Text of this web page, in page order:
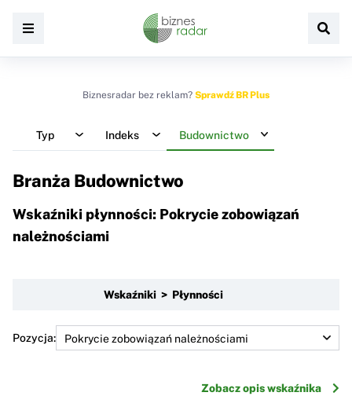
Biznesradar bez reklam? Sprawdź BR Plus
Typ Indeks Budownictwo
Branża Budownictwo
Wskaźniki płynności: Pokrycie zobowiązań
należnościami
Wskaźniki > Płynności
Pozycja:
Zobacz opis wskaźnika